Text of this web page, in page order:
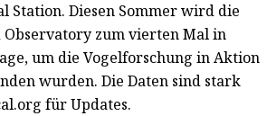
Station. Diesen Sommer wird die
zum vierten Mal in
um die Vogelforschung in Aktion
wurden. Die Daten sind stark
für Updates.